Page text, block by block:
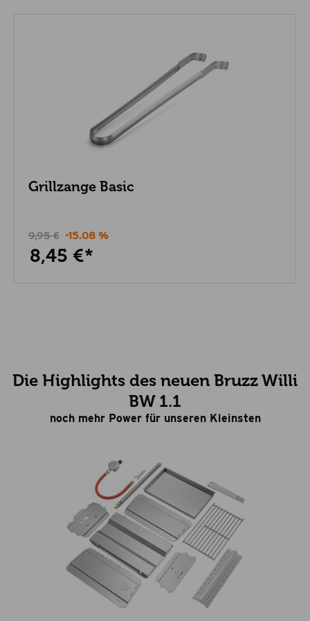
Grillzange Basic
8,45 €*
9,95 € -15.08 %
Die Highlights des neuen Bruzz Willi
BW 1.1
noch mehr Power für unseren Kleinsten